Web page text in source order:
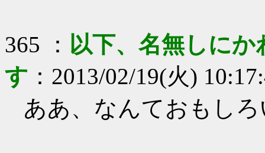
365 ： 以下、名無しに
す ： 2013/02/19(火)
ああ、なんておもし